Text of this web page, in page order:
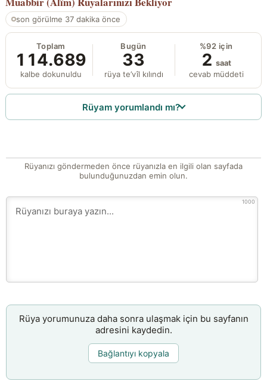
son görülme 37 dakika önce
Toplam
114.689
kalbe dokunuldu
Bugün
33
rüya te’vîl kılındı
%92 için
2 saat
cevab müddeti
Rüyam yorumlandı mı?
Rüyanızı göndermeden önce rüyanızla en ilgili olan sayfada
bulunduğunuzdan emin olun.
1000
Rüya yorumunuza daha sonra ulaşmak için bu sayfanın
adresini kaydedin.
Bağlantıyı kopyala